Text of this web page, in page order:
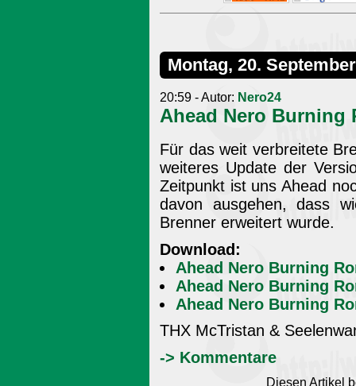
Montag, 20.
20:59 - Autor: Nero24
Ahead Nero Burning
Für das weit verbreitete
weiteres Update der
Zeitpunkt ist uns Ahead
davon ausgehen, dass
Brenner erweitert wurde.
Download:
Ahead Nero Burning
Ahead Nero Burning
Ahead Nero Burning
THX McTristan &
-> Kommentare
Diesen Artikel